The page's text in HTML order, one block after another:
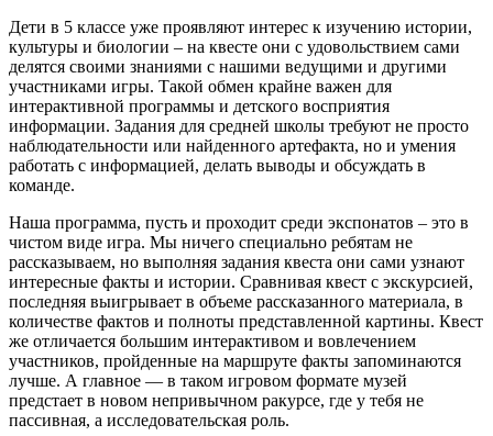
Дети в 5 классе уже проявляют интерес к изучению истории,
культуры и биологии – на квесте они с удовольствием сами
делятся своими знаниями с нашими ведущими и другими
участниками игры. Такой обмен крайне важен для
интерактивной программы и детского восприятия
информации. Задания для средней школы требуют не просто
наблюдательности или найденного артефакта, но и умения
работать с информацией, делать выводы и обсуждать в
команде.
Наша программа, пусть и проходит среди экспонатов – это в
чистом виде игра. Мы ничего специально ребятам не
рассказываем, но выполняя задания квеста они сами узнают
интересные факты и истории. Сравнивая квест с экскурсией,
последняя выигрывает в объеме рассказанного материала, в
количестве фактов и полноты представленной картины. Квест
же отличается большим интерактивом и вовлечением
участников, пройденные на маршруте факты запоминаются
лучше. А главное — в таком игровом формате музей
предстает в новом непривычном ракурсе, где у тебя не
пассивная, а исследовательская роль.